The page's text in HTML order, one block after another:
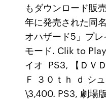
もダウンロード販
年に発売された同
オハザード5」プ
モード. Clik to
イオ PS3, 【ＤＶ
Ｆ ３０ｔｈ ｄ シ
\3,400. PS3, 劇場